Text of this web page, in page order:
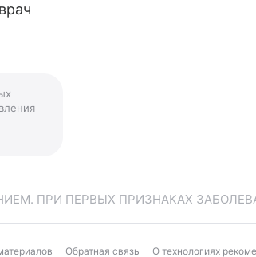
ПРИ ПЕРВЫХ ПРИЗНАКАХ
Обратная связь О технологиях